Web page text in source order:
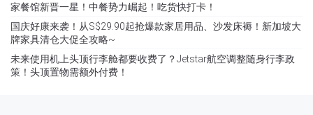
家餐馆新晋一星！中餐势力崛起！吃货快打卡！
国庆好康来袭！从S$29.90起抢爆款家居用品、沙发床褥！新加坡大
牌家具清仓大促全攻略~
未来使用机上头顶行李舱都要收费了？Jetstar航空调整随身行李政
策！头顶置物需额外付费！